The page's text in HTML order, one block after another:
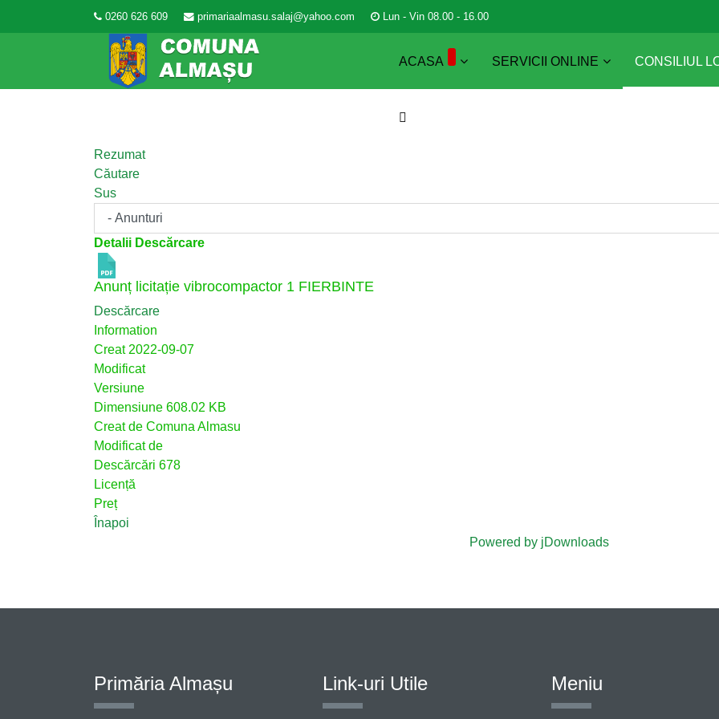
0260 626 609 primariaalmasu.salaj@yahoo.com Lun - Vin 08.00 - 16.00
ACASA SERVICII ONLINE CONSILIUL
Rezumat
Căutare
Sus
Detalii Descărcare
Anunț licitație vibrocompactor 1 FIERBINTE
Descărcare
Information
Creat 2022-09-07
Modificat
Versiune
Dimensiune 608.02 KB
Creat de Comuna Almasu
Modificat de
Descărcări 678
Licență
Preț
Înapoi
Powered by jDownloads
Primăria Almașu Link-uri Utile Meniu